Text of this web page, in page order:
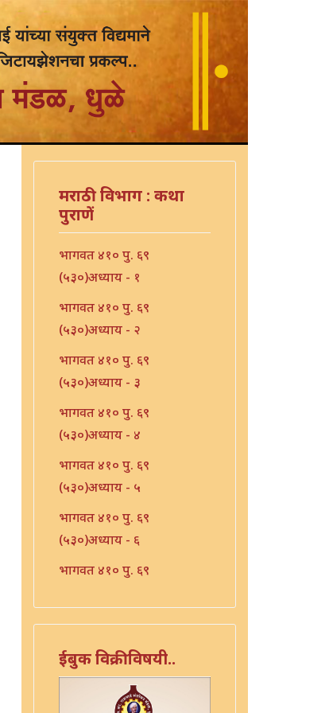
मराठी विभाग : कथा
पुराणें
भागवत ४१० पु. ६९
(५३०)अध्याय - १
भागवत ४१० पु. ६९
(५३०)अध्याय - २
भागवत ४१० पु. ६९
(५३०)अध्याय - ३
भागवत ४१० पु. ६९
(५३०)अध्याय - ४
भागवत ४१० पु. ६९
(५३०)अध्याय - ५
भागवत ४१० पु. ६९
(५३०)अध्याय - ६
भागवत ४१० पु. ६९
भारत - ४१० पु १०६ (५६७)
भारत - ४१० पु १०८(५६९)
भारत ४१० पु. ९०(५५१)
ईबुक विक्रीविषयी..